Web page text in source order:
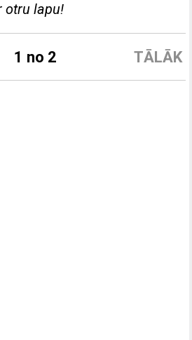
otru lapu!
TĀLĀK
1 no 2